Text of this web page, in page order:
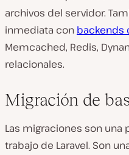
archivos del servidor.
inmediata con backends
Memcached, Redis,
relacionales.
Migración de
Las migraciones son una
trabajo de Laravel. Son